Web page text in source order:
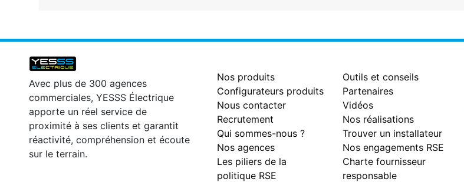
Avec plus de 300 agences
commerciales, YESSS Électrique
apporte un réel service de
proximité à ses clients et garantit
réactivité, compréhension et écoute
sur le terrain.
Nos produits
Configurateurs produits
Nous contacter
Recrutement
Qui sommes-nous ?
Nos agences
Les piliers de la
politique RSE
Outils et conseils
Partenaires
Vidéos
Nos réalisations
Trouver un installateur
Nos engagements RSE
Charte fournisseur
responsable